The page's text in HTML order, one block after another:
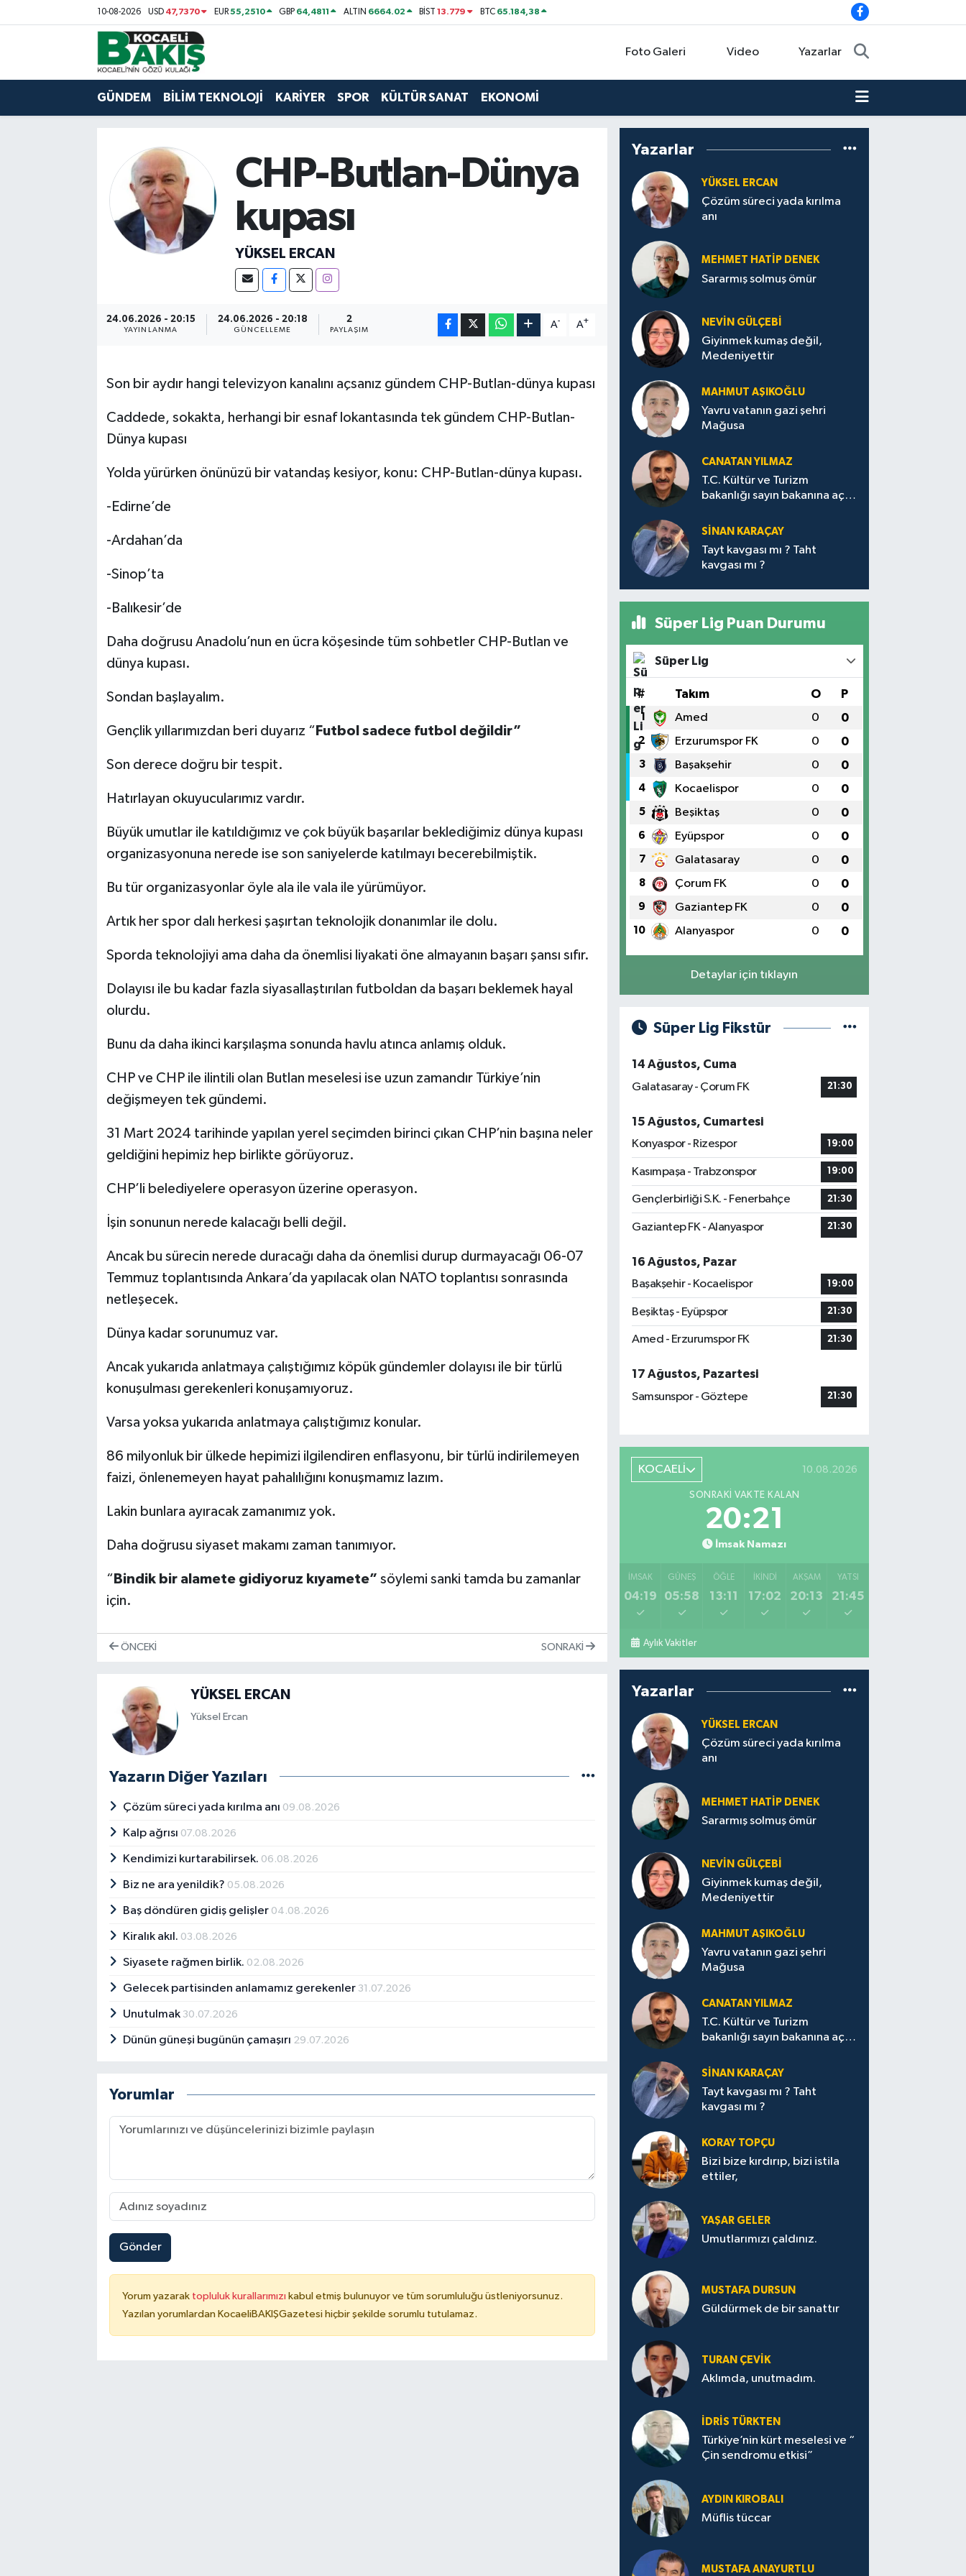
10-08-2026 USD 47,7370 EUR55,2510 GBP 64,4811 ALTIN 6664.02 BİST13.779 BTC 65.184,38
Foto Galeri Video Yazarlar
GÜNDEM BİLİM TEKNOLOJİ KARİYER SPOR KÜLTÜR SANAT EKONOMİ
CHP-Butlan-Dünya
kupası
YÜKSEL ERCAN
24.06.2026 - 20:15
YAYINLANMA
24.06.2026 - 20:18
GÜNCELLEME
2
PAYLAŞIM
A- A+
Son bir aydır hangi televizyon kanalını açsanız gündem CHP-Butlan-dünya kupası
Caddede, sokakta, herhangi bir esnaf lokantasında tek gündem CHP-Butlan-
Dünya kupası
Yolda yürürken önünüzü bir vatandaş kesiyor, konu: CHP-Butlan-dünya kupası.
-Edirne’de
-Ardahan’da
-Sinop’ta
-Balıkesir’de
Daha doğrusu Anadolu’nun en ücra köşesinde tüm sohbetler CHP-Butlan ve
dünya kupası.
Sondan başlayalım.
Gençlik yıllarımızdan beri duyarız “ Futbol sadece futbol değildir”
Son derece doğru bir tespit.
Hatırlayan okuyucularımız vardır.
Büyük umutlar ile katıldığımız ve çok büyük başarılar beklediğimiz dünya kupası
organizasyonuna nerede ise son saniyelerde katılmayı becerebilmiştik.
Bu tür organizasyonlar öyle ala ile vala ile yürümüyor.
Artık her spor dalı herkesi şaşırtan teknolojik donanımlar ile dolu.
Sporda teknolojiyi ama daha da önemlisi liyakati öne almayanın başarı şansı sıfır.
Dolayısı ile bu kadar fazla siyasallaştırılan futboldan da başarı beklemek hayal
olurdu.
Bunu da daha ikinci karşılaşma sonunda havlu atınca anlamış olduk.
CHP ve CHP ile ilintili olan Butlan meselesi ise uzun zamandır Türkiye’nin
değişmeyen tek gündemi.
31 Mart 2024 tarihinde yapılan yerel seçimden birinci çıkan CHP’nin başına neler
geldiğini hepimiz hep birlikte görüyoruz.
CHP’li belediyelere operasyon üzerine operasyon.
İşin sonunun nerede kalacağı belli değil.
Ancak bu sürecin nerede duracağı daha da önemlisi durup durmayacağı 06-07
Temmuz toplantısında Ankara’da yapılacak olan NATO toplantısı sonrasında
netleşecek.
Dünya kadar sorunumuz var.
Ancak yukarıda anlatmaya çalıştığımız köpük gündemler dolayısı ile bir türlü
konuşulması gerekenleri konuşamıyoruz.
Varsa yoksa yukarıda anlatmaya çalıştığımız konular.
86 milyonluk bir ülkede hepimizi ilgilendiren enflasyonu, bir türlü indirilemeyen
faizi, önlenemeyen hayat pahalılığını konuşmamız lazım.
Lakin bunlara ayıracak zamanımız yok.
Daha doğrusu siyaset makamı zaman tanımıyor.
“ Bindik bir alamete gidiyoruz kıyamete” söylemi sanki tamda bu zamanlar
için.
ÖNCEKI SONRAKI
YÜKSEL ERCAN
Yüksel Ercan
Yazarın Diğer Yazıları
Çözüm süreci yada kırılma anı 09.08.2026
Kalp ağrısı 07.08.2026
Kendimizi kurtarabilirsek. 06.08.2026
Biz ne ara yenildik? 05.08.2026
Baş döndüren gidiş gelişler 04.08.2026
Kiralık akıl. 03.08.2026
Siyasete rağmen birlik. 02.08.2026
Gelecek partisinden anlamamız gerekenler 31.07.2026
Unutulmak 30.07.2026
Dünün güneşi bugünün çamaşırı 29.07.2026
Yorumlar
Gönder
Yorum yazarak topluluk kurallarımızı kabul etmiş bulunuyor ve tüm sorumluluğu üstleniyorsunuz.
Yazılan yorumlardan KocaeliBAKIŞGazetesi hiçbir şekilde sorumlu tutulamaz.
Yazarlar
YÜKSEL ERCAN
Çözüm süreci yada kırılma
anı
MEHMET HATİP DENEK
Sararmış solmuş ömür
NEVİN GÜLÇEBİ
Giyinmek kumaş değil,
Medeniyettir
MAHMUT AŞIKOĞLU
Yavru vatanın gazi şehri
Mağusa
CANATAN YILMAZ
T.C. Kültür ve Turizm
bakanlığı sayın bakanına açık
SİNAN KARAÇAY
Tayt kavgası mı ? Taht
kavgası mı ?
Süper Lig Puan Durumu
Süper Lig
# Takım O P
1 Amed 0 0
2 Erzurumspor FK 0 0
3 Başakşehir 0 0
4 Kocaelispor 0 0
5 Beşiktaş 0 0
6 Eyüpspor 0 0
7 Galatasaray 0 0
8 Çorum FK 0 0
9 Gaziantep FK 0 0
10 Alanyaspor 0 0
Detaylar için tıklayın
Süper Lig Fikstür
14 Ağustos, Cuma
Galatasaray - Çorum FK
21:30
15 Ağustos, Cumartesi
Konyaspor - Rizespor
19:00
Kasımpaşa - Trabzonspor 19:00
Gençlerbirliği S.K. - Fenerbahçe 21:30
Gaziantep FK - Alanyaspor 21:30
16 Ağustos, Pazar
Başakşehir - Kocaelispor
19:00
Beşiktaş - Eyüpspor 21:30
Amed - Erzurumspor FK 21:30
17 Ağustos, Pazartesi
Samsunspor - Göztepe
21:30
KOCAELİ 10.08.2026
SONRAKI VAKTE KALAN
20:20
İmsak Namazı
İMSAK
04:19
GÜNEŞ
05:58
ÖĞLE
13:11
İKINDI
17:02
AKŞAM
20:13
YATSI
21:45
Aylık Vakitler
Yazarlar
YÜKSEL ERCAN
Çözüm süreci yada kırılma
anı
MEHMET HATİP DENEK
Sararmış solmuş ömür
NEVİN GÜLÇEBİ
Giyinmek kumaş değil,
Medeniyettir
MAHMUT AŞIKOĞLU
Yavru vatanın gazi şehri
Mağusa
CANATAN YILMAZ
T.C. Kültür ve Turizm
bakanlığı sayın bakanına açık
SİNAN KARAÇAY
Tayt kavgası mı ? Taht
kavgası mı ?
KORAY TOPÇU
Bizi bize kırdırıp, bizi istila
ettiler,
YAŞAR GELER
Umutlarımızı çaldınız.
MUSTAFA DURSUN
Güldürmek de bir sanattır
TURAN ÇEVİK
Aklımda, unutmadım.
İDRİS TÜRKTEN
Türkiye’nin kürt meselesi ve “
Çin sendromu etkisi”
AYDIN KIROBALI
Müflis tüccar
MUSTAFA ANAYURTLU
Kocaeli Nöbetçi Eczaneler
Kocaeli Hava Durumu
Süper Lig Puan Durumu ve Fikstür
Son Dakika Haberleri